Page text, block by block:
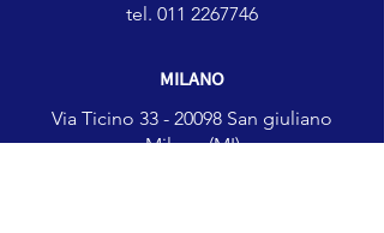
tel. 011 2267746
MILANO
Via Ticino 33 - 20098 San giuliano
Milano (MI)